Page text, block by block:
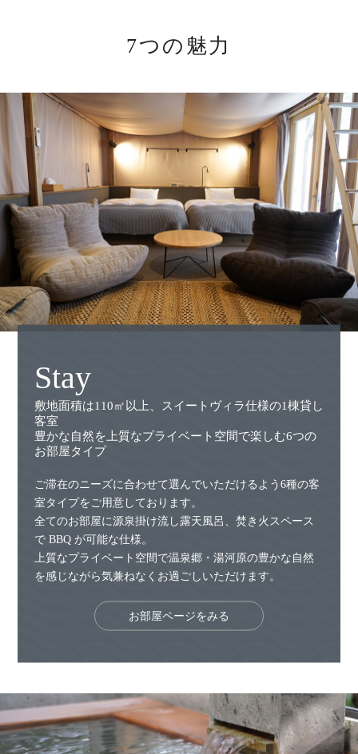
7つの魅力
Stay
敷地面積は110㎡以上、スイートヴィラ仕様の1棟貸し
客室
豊かな自然を上質なプライベート空間で楽しむ6つの
お部屋タイプ
ご滞在のニーズに合わせて選んでいただけるよう6種の客
室タイプをご用意しております。
全てのお部屋に源泉掛け流し露天風呂、焚き火スペース
で BBQ が可能な仕様。
上質なプライベート空間で温泉郷・湯河原の豊かな自然
を感じながら気兼ねなくお過ごしいただけます。
お部屋ページをみる